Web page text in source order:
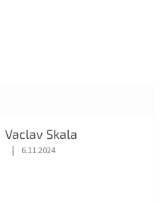
Vaclav Skala
Hodnocení obchodu je 5 z 5
| 6.11.2024